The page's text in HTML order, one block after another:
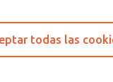
todas las